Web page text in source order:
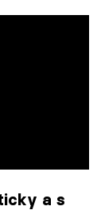
a s